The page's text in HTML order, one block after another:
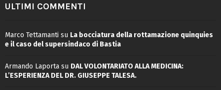
ULTIMI COMMENTI
Marco Tettamanti su La bocciatura della rottamazione quinquies
e il caso del supersindaco di Bastia
Armando Laporta su DAL VOLONTARIATO ALLA MEDICINA:
L’ESPERIENZA DEL DR. GIUSEPPE TALESA.